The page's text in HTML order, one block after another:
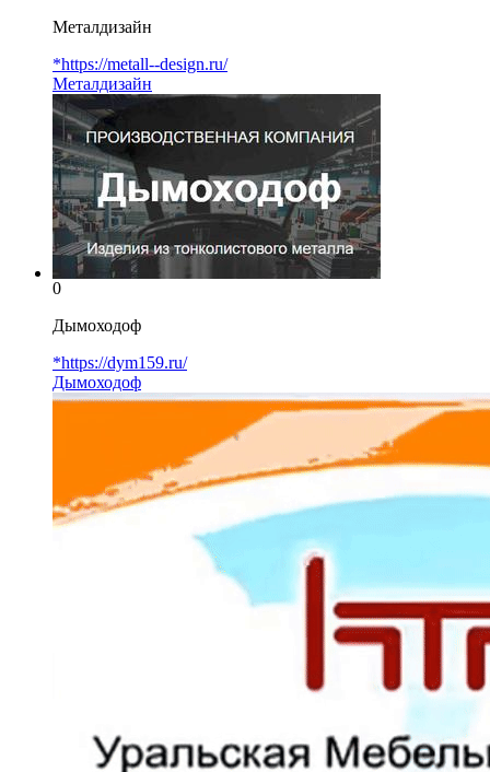
Металдизайн
*https://metall--design.ru/
Металдизайн
0
Дымоходоф
*https://dym159.ru/
Дымоходоф